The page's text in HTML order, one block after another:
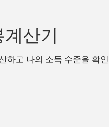
산기
하고 나의 소득 수준을 확